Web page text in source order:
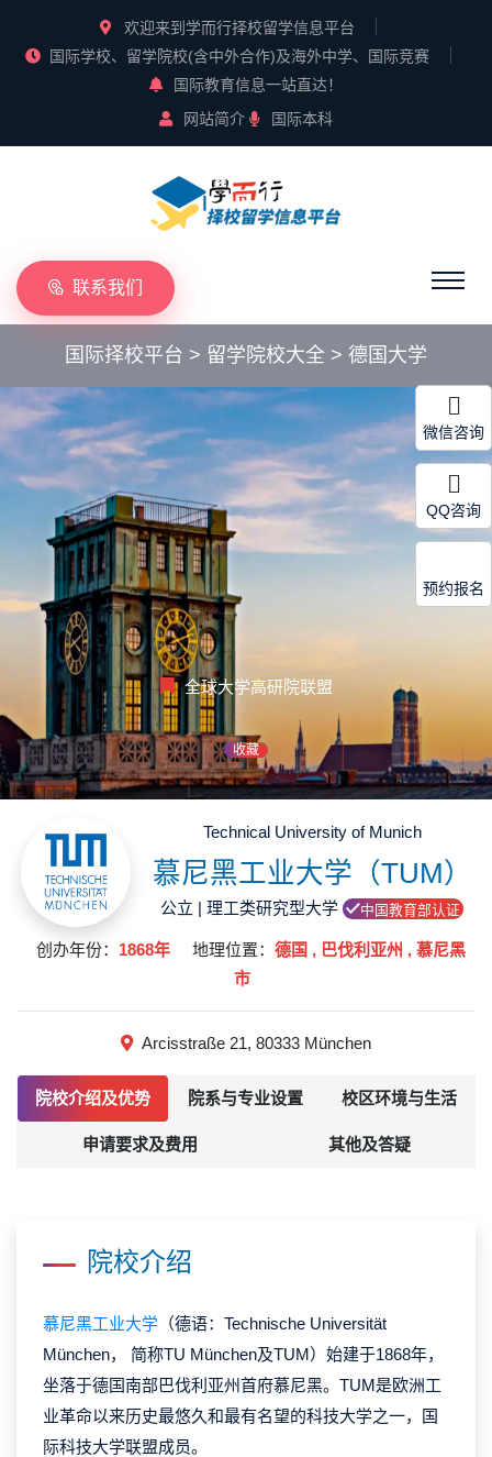
欢迎来到学而行择校留学信息平台
国际学校、留学院校(含中外合作)及海外中学、国际竞赛
国际教育信息一站直达！
网站简介
国际本科
联系我们
国际择校平台 > 留学院校大全 > 德国大学
全球大学高研院联盟
收藏
Technical University of Munich
慕尼黑工业大学（TUM）
公立 | 理工类研究型大学 中国教育部认证
创办年份： 1868年 地理位置： 德国 , 巴伐利亚州 , 慕尼黑
市
Arcisstraße 21, 80333 München
院校介绍及优势 院系与专业设置 校区环境与生活
申请要求及费用 其他及答疑
院校介绍
慕尼黑工业大学 （德语：Technische Universität
München， 简称TU München及TUM）始建于1868年，
坐落于德国南部巴伐利亚州首府慕尼黑。TUM是欧洲工
业革命以来历史最悠久和最有名望的科技大学之一，国
际科技大学联盟成员。
微信咨询
QQ咨询
预约报名